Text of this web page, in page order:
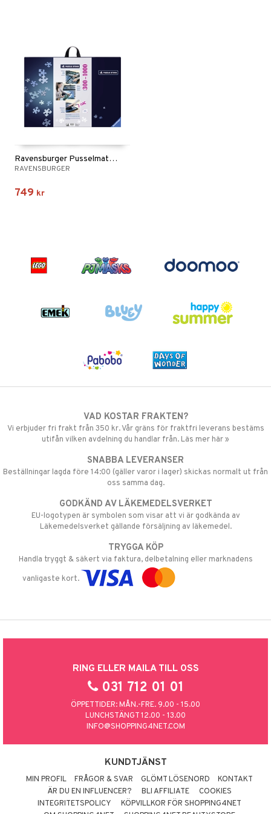
Ravensburger Pusselmatta m. Förvaring 300-1000 Bit
RAVENSBURGER
749 kr
VAD KOSTAR FRAKTEN?
Vi erbjuder fri frakt från 350 kr. Vår gräns för fraktfri leverans bestäms
utifån vilken avdelning du handlar från. Läs mer här »
SNABBA LEVERANSER
Beställningar lagda före 14:00 (gäller varor i lager) skickas normalt ut från
oss samma dag.
GODKÄND AV LÄKEMEDELSVERKET
EU-logotypen är symbolen som visar att vi är godkända av
Läkemedelsverket gällande försäljning av läkemedel.
TRYGGA KÖP
Handla tryggt & säkert via faktura, delbetalning eller marknadens
vanligaste kort.
RING ELLER MAILA TILL OSS
031 712 01 01
ÖPPETTIDER: MÅN.-FRE. 9.00 - 15.00
LUNCHSTÄNGT 12.00 - 13.00
INFO@SHOPPING4NET.COM
KUNDTJÄNST
MIN PROFIL FRÅGOR & SVAR GLÖMT LÖSENORD
KONTAKT
ÄR DU EN INFLUENCER?
BLI AFFILIATE
COOKIES
INTEGRITETSPOLICY
KÖPVILLKOR FÖR SHOPPING4NET